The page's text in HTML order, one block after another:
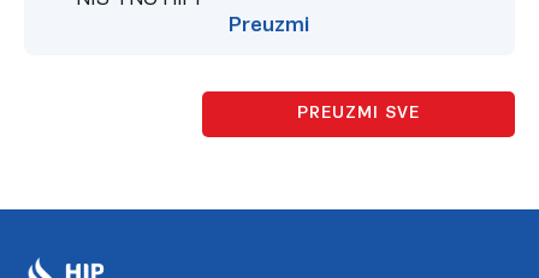
Preuzmi
PREUZMI SVE